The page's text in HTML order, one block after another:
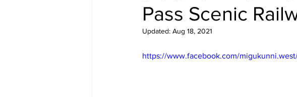
Badlands-맛집/여행지 Baltimore-맛집/여행지
Pass Scenic
Updated: Aug 18, 2021
https://www.facebook.com/